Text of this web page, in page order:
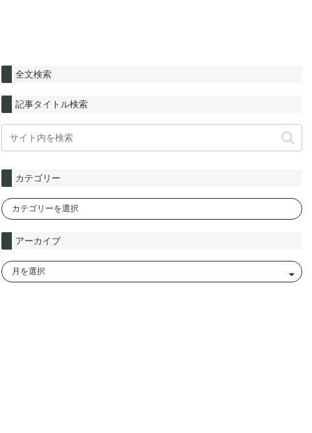
全文検索
記事タイトル検索
カテゴリー
アーカイブ